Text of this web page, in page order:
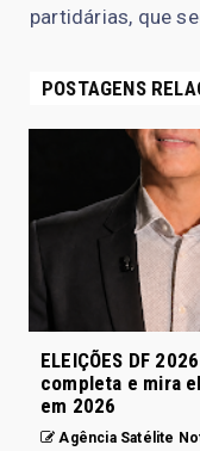
partidárias, que
POSTAGENS
ELEIÇÕES DF
completa e mira
em 2026
Agência Satélite